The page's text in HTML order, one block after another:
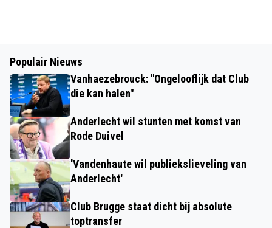
Populair Nieuws
Vanhaezebrouck: "Ongelooflijk dat Club
die kan halen"
Anderlecht wil stunten met komst van
Rode Duivel
'Vandenhaute wil publiekslieveling van
Anderlecht'
Club Brugge staat dicht bij absolute
toptransfer